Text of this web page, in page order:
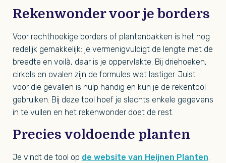
Rekenwonder voor je borders
Voor rechthoekige borders of plantenbakken is het nog
redelijk gemakkelijk: je vermenigvuldigt de lengte met de
breedte en voilà, daar is je oppervlakte. Bij driehoeken,
cirkels en ovalen zijn de formules wat lastiger. Juist
voor die gevallen is hulp handig en kun je de rekentool
gebruiken. Bij deze tool hoef je slechts enkele gegevens
in te vullen en het rekenwonder doet de rest.
Precies voldoende planten
Je vindt de tool op de website van Heijnen Planten.